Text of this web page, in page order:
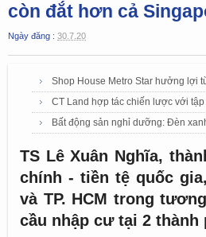
còn đắt hơn cả
Ngày đăng : 30.7.20
Shop House Metro Star hưởng lợi
CT Land hợp tác chiến lược với
Bất động sản nghỉ dưỡng: Đèn
TS Lê Xuân Nghĩa,
chính - tiền tệ quốc
và TP. HCM trong
cầu nhập cư tại 2